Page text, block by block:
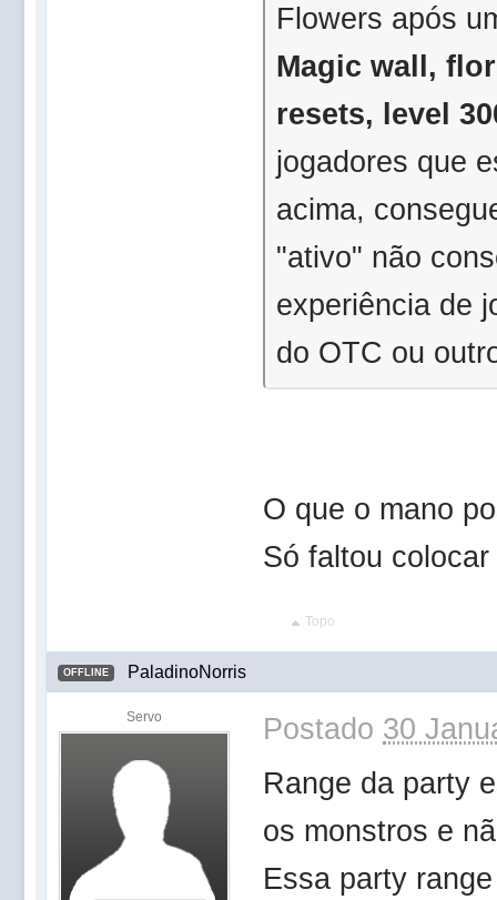
Flowers após
Magic wall,
resets, level
jogadores que
acima,
"ativo" não
experiência de
do OTC ou
O que o mano
Só faltou
Topo
OFFLINE PaladinoNorris
Servo Postado 30
Range da party
os monstros e
Essa party